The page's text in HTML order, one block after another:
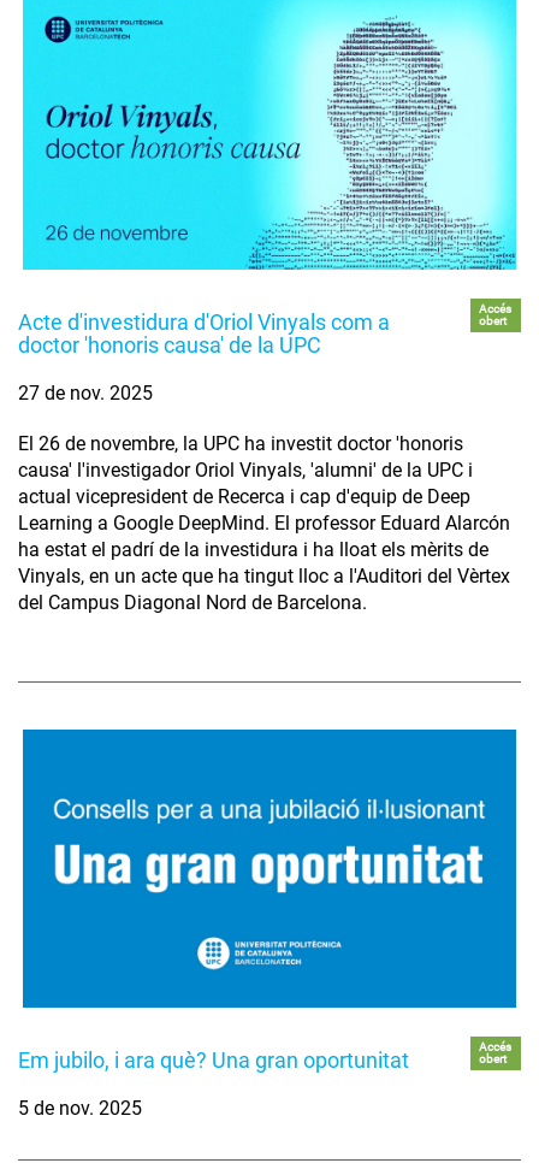
Acte d'investidura d'Oriol Vinyals com a
doctor 'honoris causa' de la UPC
Accés
obert
27 de nov. 2025
El 26 de novembre, la UPC ha investit doctor 'honoris
causa' l'investigador Oriol Vinyals, 'alumni' de la UPC i
actual vicepresident de Recerca i cap d'equip de Deep
Learning a Google DeepMind. El professor Eduard Alarcón
ha estat el padrí de la investidura i ha lloat els mèrits de
Vinyals, en un acte que ha tingut lloc a l'Auditori del Vèrtex
del Campus Diagonal Nord de Barcelona.
Em jubilo, i ara què? Una gran oportunitat
Accés
obert
5 de nov. 2025